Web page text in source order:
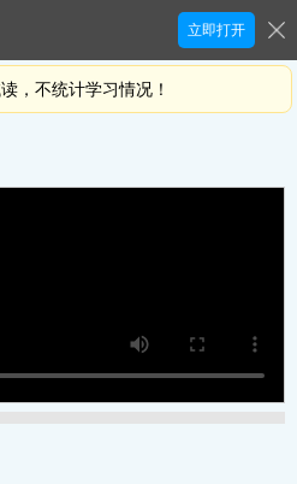
立即打开
，不统计学习情况！